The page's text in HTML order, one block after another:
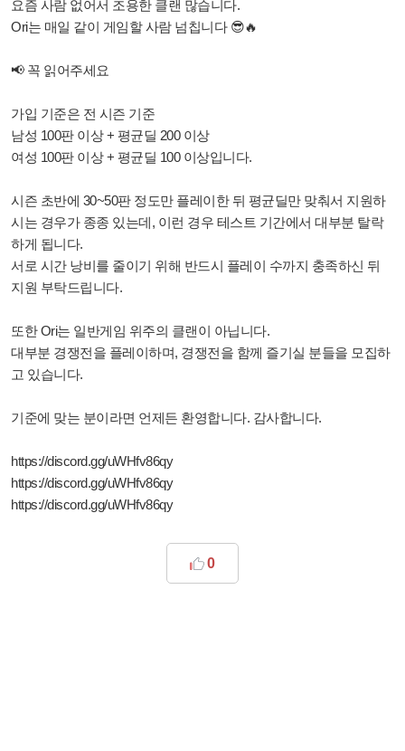
요즘 사람 없어서 조용한 클랜 많습니다.
Ori는 매일 같이 게임할 사람 넘칩니다 😎🔥
📢 꼭 읽어주세요
가입 기준은 전 시즌 기준
남성 100판 이상 + 평균딜 200 이상
여성 100판 이상 + 평균딜 100 이상입니다.
시즌 초반에 30~50판 정도만 플레이한 뒤 평균딜만 맞춰서 지원하
시는 경우가 종종 있는데, 이런 경우 테스트 기간에서 대부분 탈락
하게 됩니다.
서로 시간 낭비를 줄이기 위해 반드시 플레이 수까지 충족하신 뒤
지원 부탁드립니다.
또한 Ori는 일반게임 위주의 클랜이 아닙니다.
대부분 경쟁전을 플레이하며, 경쟁전을 함께 즐기실 분들을 모집하
고 있습니다.
기준에 맞는 분이라면 언제든 환영합니다. 감사합니다.
https://discord.gg/uWHfv86qy
https://discord.gg/uWHfv86qy
https://discord.gg/uWHfv86qy
0